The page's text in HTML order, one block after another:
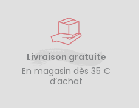
Livraison gratuite
En magasin dès 35 €
d’achat